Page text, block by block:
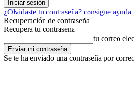
¿Olvidaste tu contraseña? consigue ayuda
Recuperación de contraseña
Recupera tu contraseña
tu correo
Se te ha enviado una contraseña por